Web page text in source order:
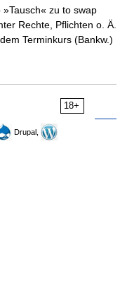
zu to swap
Rechte, Pflichten o. Ä.
Terminkurs (Bankw.)
18+
Drupal,